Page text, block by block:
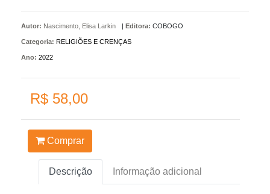
Autor: Nascimento, Elisa Larkin | Editora: COBOGO
Categoria: RELIGIÕES E CRENÇAS
Ano: 2022
R$ 58,00
Comprar
Descrição Informação adicional